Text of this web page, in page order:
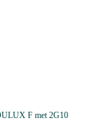
F met 2G10